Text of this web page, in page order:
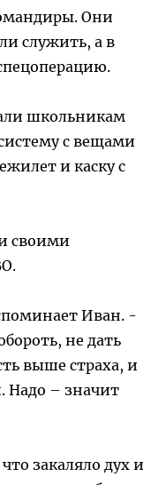
Они
служить, а в
школьникам
с вещами
и каску с
своими
Иван. -
не дать
выше страха, и
Надо – значит
закаляло дух и